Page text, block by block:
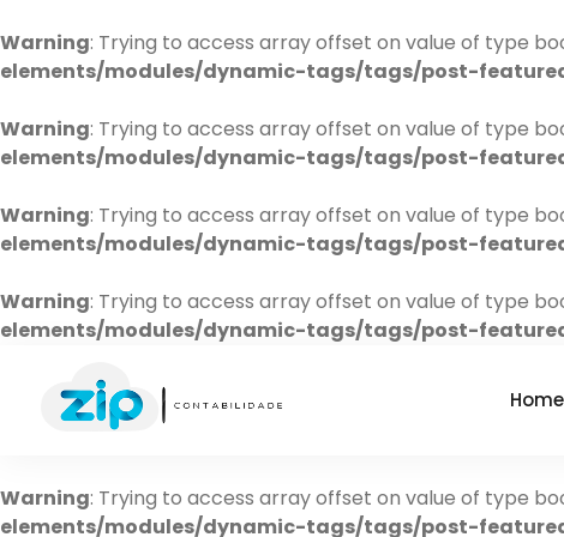
Warning: Trying to access array offset on value of type
elements/modules/dynamic-tags/tags/post-
Warning: Trying to access array offset on value of type
elements/modules/dynamic-tags/tags/post-
Warning: Trying to access array offset on value of type
elements/modules/dynamic-tags/tags/post-
Warning: Trying to access array offset on value of type
elements/modules/dynamic-tags/tags/post-
Home
Warning: Trying to access array offset on value of type
elements/modules/dynamic-tags/tags/post-